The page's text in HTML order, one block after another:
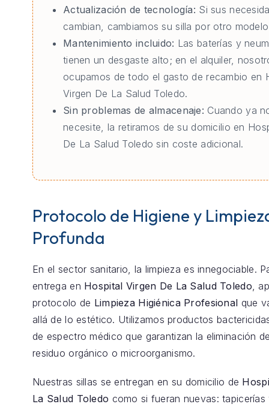
Actualización de tecnología: Si sus
cambian, cambiamos su silla por otro
Mantenimiento incluido: Las baterías y
tienen un desgaste alto; en el alquiler,
ocupamos de todo el gasto de recambio en
Virgen De La Salud Toledo.
Sin problemas de almacenaje: Cuando ya
necesite, la retiramos de su domicilio en
De La Salud Toledo sin coste adicional.
Protocolo de Higiene y
Profunda
En el sector sanitario, la limpieza es innegociable.
entrega en Hospital Virgen De La Salud Toledo ,
protocolo de Limpieza Higiénica Profesional que
allá de lo estético. Utilizamos productos
de espectro médico que garantizan la eliminación
residuo orgánico o microorganismo.
Nuestras sillas se entregan en su domicilio de
La Salud Toledo como si fueran nuevas: tapicerías